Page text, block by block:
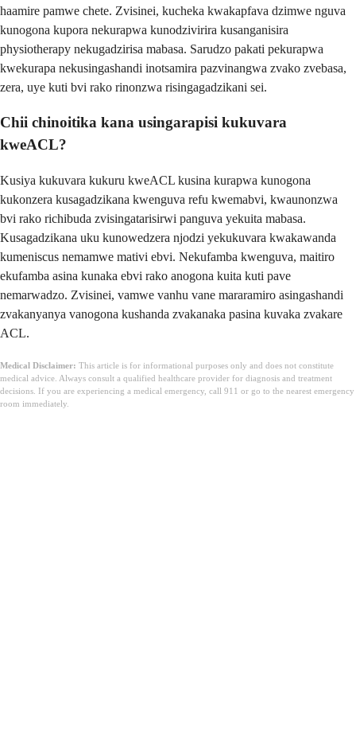
haamire pamwe chete. Zvisinei, kucheka kwakapfava dzimwe nguva
kunogona kupora nekurapwa kunodzivirira kusanganisira
physiotherapy nekugadzirisa mabasa. Sarudzo pakati pekurapwa
kwekurapa nekusingashandi inotsamira pazvinangwa zvako zvebasa,
zera, uye kuti bvi rako rinonzwa risingagadzikani sei.
Chii chinoitika kana usingarapisi kukuvara
kweACL?
Kusiya kukuvara kukuru kweACL kusina kurapwa kunogona
kukonzera kusagadzikana kwenguva refu kwemabvi, kwaunonzwa
bvi rako richibuda zvisingatarisirwi panguva yekuita mabasa.
Kusagadzikana uku kunowedzera njodzi yekukuvara kwakawanda
kumeniscus nemamwe mativi ebvi. Nekufamba kwenguva, maitiro
ekufamba asina kunaka ebvi rako anogona kuita kuti pave
nemarwadzo. Zvisinei, vamwe vanhu vane mararamiro asingashandi
zvakanyanya vanogona kushanda zvakanaka pasina kuvaka zvakare
ACL.
Medical Disclaimer: This article is for informational purposes only and does not constitute
medical advice. Always consult a qualified healthcare provider for diagnosis and treatment
decisions. If you are experiencing a medical emergency, call 911 or go to the nearest emergency
room immediately.